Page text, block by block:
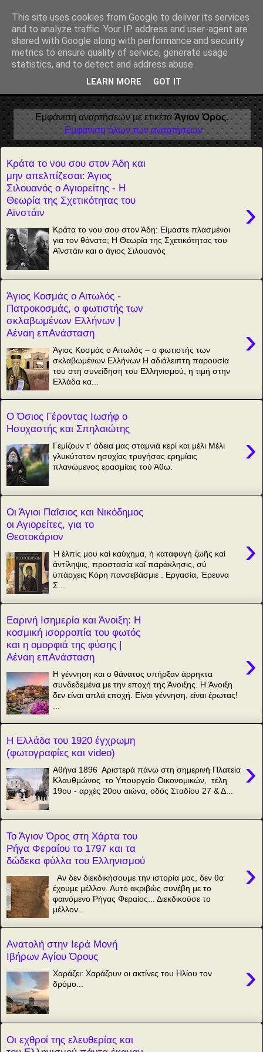
Αέναη επΑνάσταση
• Επιστήμη • Ψυχολογία • Λογοτεχνία • Τέχνες • Θεολογία •
Φιλοσοφία • Στοχασμοί... για τη μνήμη, τον άνθρωπο και το
Φως
Εμφάνιση αναρτήσεων με ετικέτα Άγιον Όρος.
Εμφάνιση όλων των αναρτήσεων
Κράτα το νου σου στον Άδη και
μην απελπίζεσαι: Άγιος
Σιλουανός ο Αγιορείτης - Η
Θεωρία της Σχετικότητας του
Αϊνστάιν
›
Κράτα το νου σου στον Άδη: Είμαστε πλασμένοι
για τον θάνατο; Η Θεωρία της Σχετικότητας του
Αϊνστάιν και ο άγιος Σιλουανός
Άγιος Κοσμάς ο Αιτωλός -
Πατροκοσμάς, ο φωτιστής των
σκλαβωμένων Ελλήνων |
Αέναη επΑνάσταση
›
Άγιος Κοσμάς ο Αιτωλός – ο φωτιστής των
σκλαβωμένων Ελλήνων Η αδιάλειπτη παρουσία
του στη συνείδηση του Ελληνισμού, η τιμή στην
Ελλάδα κα...
Ο Όσιος Γέροντας Ιωσήφ ο
Ησυχαστής και Σπηλαιώτης
›
Γεμίζουν τ' άδεια μας σταμνιά κερί και μέλι Μέλι
γλυκύτατον ησυχίας τρυγήσας ερημίαις
πλανώμενος ερασμίαις τού Άθω.
Οι Άγιοι Παΐσιος και Νικόδημος
οι Αγιορείτες, για το
Θεοτοκάριον
›
Ἡ ἐλπίς μου καί καύχημα, ἡ καταφυγή ζωῆς καί
ἀντίληψις, προστασία καί παράκλησις, σύ
ὐπάρχεις Κόρη πανσεβάσμιε . Εργασία, Έρευνα
Σ...
Εαρινή Ισημερία και Άνοιξη: Η
κοσμική ισορροπία του φωτός
και η ομορφιά της φύσης |
Αέναη επΑνάσταση
›
Η γέννηση και ο θάνατος υπήρξαν άρρηκτα
συνδεδεμένα με την εποχή της Άνοιξης. H Άνοιξη
δεν είναι απλά εποχή. Είναι γέννηση, είναι έρωτας!
Η Ελλάδα του 1920 έγχρωμη
(φωτογραφίες και video)
›
Αθήνα 1896 Αριστερά πάνω στη σημερινή Πλατεία
Κλαυθμώνος το Υπουργείο Οικονομικών, τέλη
19ου - αρχές 20ου αιώνα, οδός Σταδίου 27 & Δ...
Το Άγιον Όρος στη Χάρτα του
Ρήγα Φεραίου το 1797 και τα
δώδεκα φύλλα του Ελληνισμού
›
Αν δεν διεκδικήσουμε την ιστορία μας, δεν θα
έχουμε μέλλον. Αυτό ακριβώς συνέβη με το
φαινόμενο Ρήγας Φεραίος... Διεκδικούσε το
μέλλον...
Ανατολή στην Ιερά Μονή
Ιβήρων Αγίου Όρους
›
Χαράζει: Χαράζουν οι ακτίνες του Ηλίου τον
δρόμο...
Οι εχθροί της ελευθερίας και
This site uses cookies from Google to deliver its services
and to analyze traffic. Your IP address and user-agent are
shared with Google along with performance and security
metrics to ensure quality of service, generate usage
statistics, and to detect and address abuse.
LEARN MORE GOT IT